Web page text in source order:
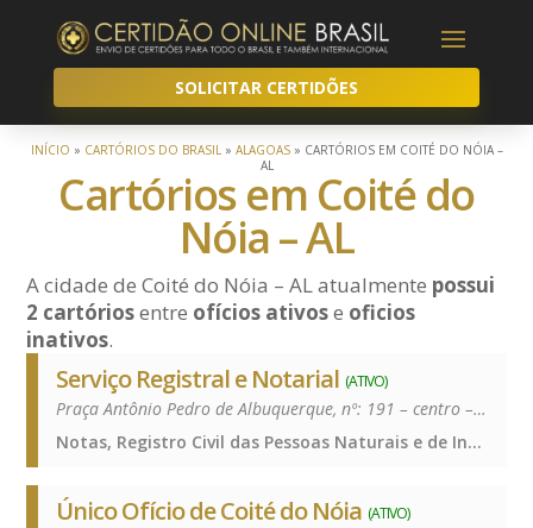
SOLICITAR CERTIDÕES
INÍCIO » CARTÓRIOS DO BRASIL» ALAGOAS» CARTÓRIOS EM COITÉ DO NÓIA –
AL
Cartórios em Coité do
Nóia – AL
A cidade de Coité do Nóia – AL atualmente possui
2 cartóriosentre ofícios ativose oficios
inativos.
Serviço Registral e Notarial (ATIVO)
Praça Antônio Pedro de Albuquerque, nº: 191 – centro – 57325-000
Notas, Registro Civil das Pessoas Naturais e de Interdições e Tutelas, Notas, Registro Civil das Pessoas Naturais e de Interdições e Tutelas, Notas, Registro Civil das Pessoas Naturais e de Interdições e Tutelas, Notas, Registro Civil das Pessoas Naturais e de Interdições e Tutelas
Único Ofício de Coité do Nóia (ATIVO)